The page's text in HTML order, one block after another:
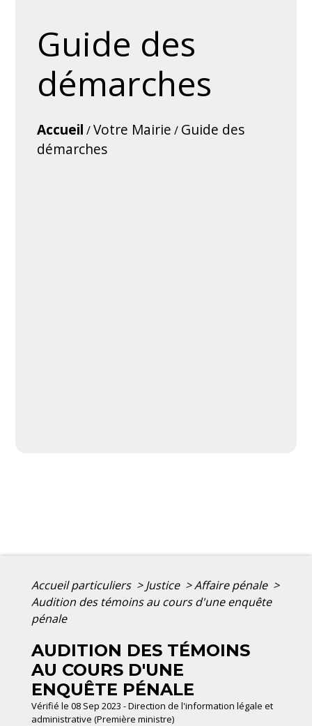
Guide des
démarches
Accueil /Votre Mairie / Guide des
démarches
Accueil particuliers > Justice >Affaire pénale >
Audition des témoins au cours d'une enquête
pénale
AUDITION DES TÉMOINS
AU COURS D'UNE
ENQUÊTE PÉNALE
Vérifié le 08 Sep 2023 - Direction de l'information légale et
administrative (Première ministre)